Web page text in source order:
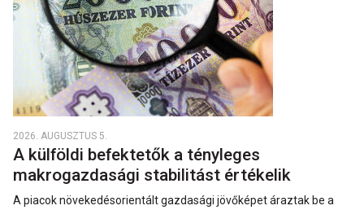
2026. AUGUSZTUS 5.
A külföldi befektetők a tényleges
makrogazdasági stabilitást értékelik
A piacok növekedésorientált gazdasági jövőképet áraztak be a